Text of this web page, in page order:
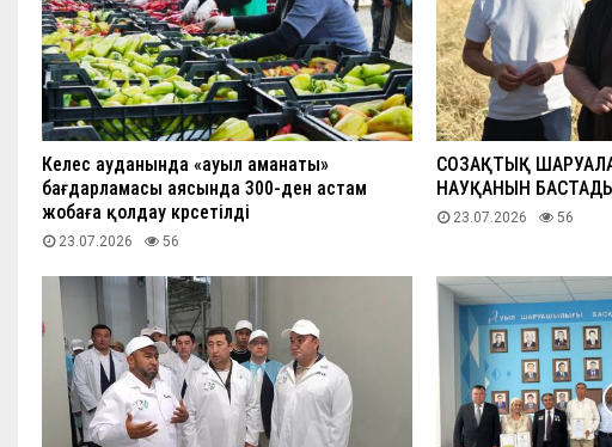
Келес ауданында «ауыл аманаты»
бағдарламасы аясында 300-ден астам
жобаға қолдау көрсетілді
23.07.2026 56
СОЗАҚТЫҚ
НАУҚАНЫН
23.07.2026 56